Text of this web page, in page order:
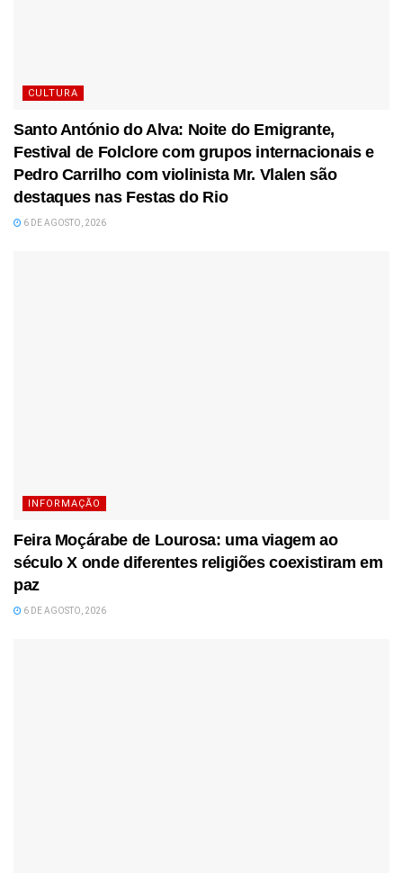
CULTURA
Santo António do Alva: Noite do Emigrante,
Festival de Folclore com grupos internacionais e
Pedro Carrilho com violinista Mr. Vlalen são
destaques nas Festas do Rio
6 DE AGOSTO, 2026
INFORMAÇÃO
Feira Moçárabe de Lourosa: uma viagem ao
século X onde diferentes religiões coexistiram em
paz
6 DE AGOSTO, 2026